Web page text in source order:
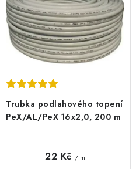
Trubka podlahového topení
PeX/AL/PeX 16x2,0, 200 m
22 Kč / m